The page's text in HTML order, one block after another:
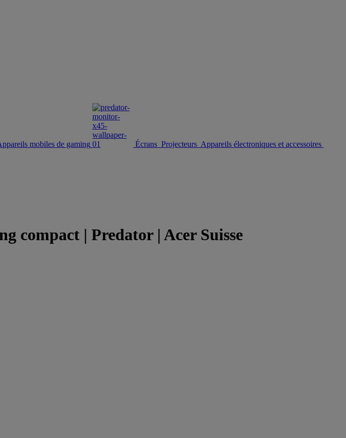
mobiles de gaming Écrans Projecteurs Appareils électroniques et accessoires
compact | Predator | Acer Suisse